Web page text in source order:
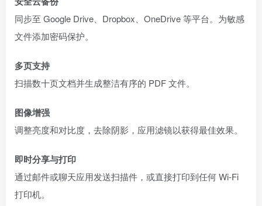
同步至 Google Drive、Dropbox、OneDrive 等平台。为敏感
文件添加密码保护。
多页支持
扫描数十页文档并生成整洁有序的 PDF 文件。
图像增强
调整亮度和对比度，去除阴影，应用滤镜以获得最佳效果。
即时分享与打印
通过邮件或聊天应用发送扫描件，或直接打印到任何 Wi‑Fi
打印机。